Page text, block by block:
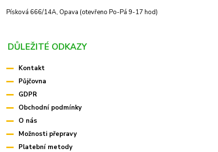
Písková 666/14A, Opava (otevřeno Po-Pá 9-17 hod)
DŮLEŽITÉ ODKAZY
Kontakt
Půjčovna
GDPR
Obchodní podmínky
O nás
Možnosti přepravy
Platební metody